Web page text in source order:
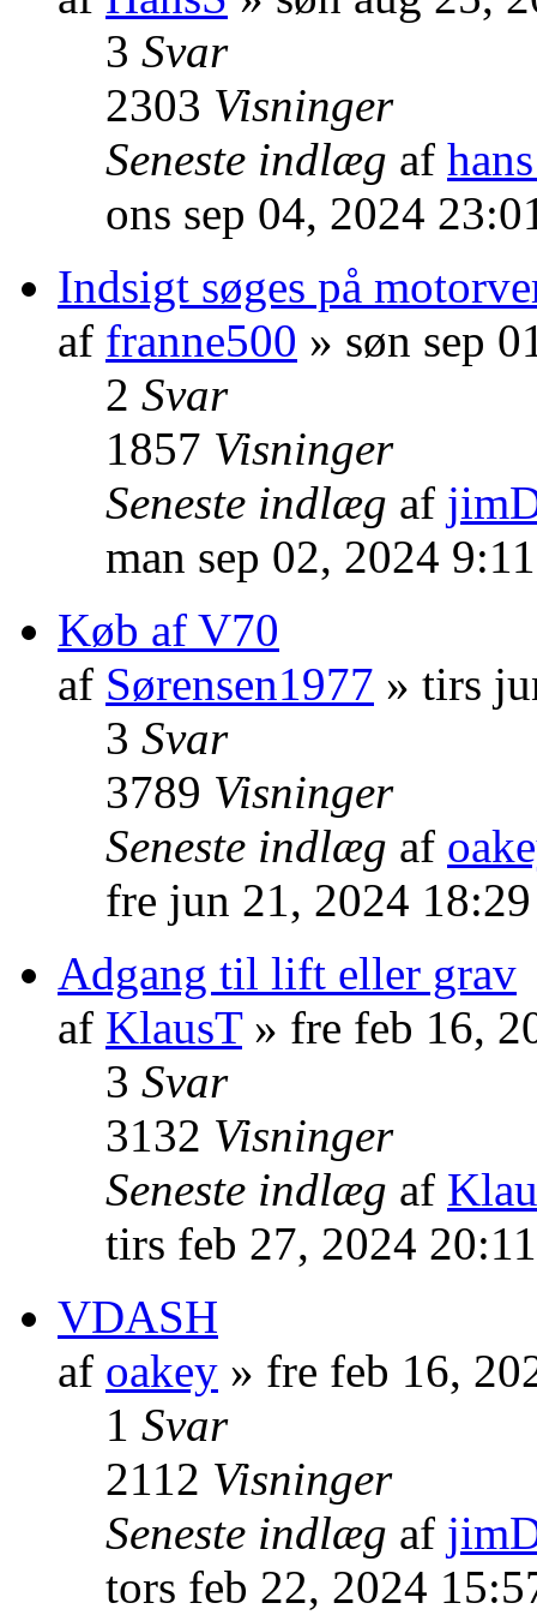
3 Svar
2303 Visninger
Seneste indlæg af
ons sep 04, 2024
Indsigt søges på
af franne500 » søn sep
2 Svar
1857 Visninger
Seneste indlæg af
man sep 02, 2024
Køb af V70
af Sørensen1977 » tirs
3 Svar
3789 Visninger
Seneste indlæg af
fre jun 21, 2024
Adgang til lift eller grav
af KlausT» fre feb 16,
3 Svar
3132 Visninger
Seneste indlæg af
tirs feb 27, 2024
VDASH
af oakey » fre feb 16,
1 Svar
2112 Visninger
Seneste indlæg af
tors feb 22, 2024